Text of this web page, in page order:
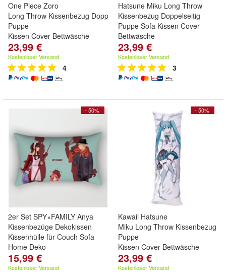
One Piece Zoro
Long Throw Kissenbezug Doppelseitig
Puppe
Kissen Cover Bettwäsche
23,99 €
Kostenloser Versand
4
Hatsune Miku Long Throw
Kissenbezug Doppelseitig
Puppe Sofa Kissen Cover
Bettwäsche
23,99 €
Kostenloser Versand
3
- 50%
2er Set SPY×FAMILY Anya
Kissenbezüge Dekokissen
Kissenhülle für Couch Sofa
Home Deko
15,99 €
Kostenloser Versand
- 50%
Kawaii Hatsune
Miku Long Throw Kissenbezug
Puppe
Kissen Cover Bettwäsche
23,99 €
Kostenloser Versand